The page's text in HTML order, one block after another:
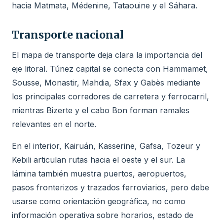
hacia Matmata, Médenine, Tataouine y el Sáhara.
Transporte nacional
El mapa de transporte deja clara la importancia del
eje litoral. Túnez capital se conecta con Hammamet,
Sousse, Monastir, Mahdia, Sfax y Gabès mediante
los principales corredores de carretera y ferrocarril,
mientras Bizerte y el cabo Bon forman ramales
relevantes en el norte.
En el interior, Kairuán, Kasserine, Gafsa, Tozeur y
Kebili articulan rutas hacia el oeste y el sur. La
lámina también muestra puertos, aeropuertos,
pasos fronterizos y trazados ferroviarios, pero debe
usarse como orientación geográfica, no como
información operativa sobre horarios, estado de